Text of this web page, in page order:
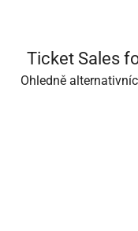
Ticket Sales
Ohledně